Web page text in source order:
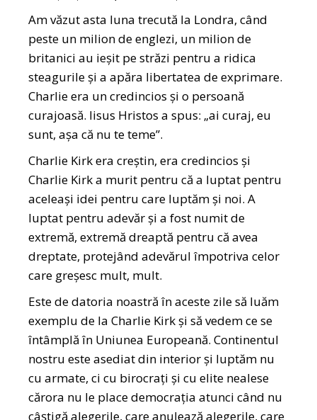
Am văzut asta luna trecută la Londra, când
peste un milion de englezi, un milion de
britanici au ieșit pe străzi pentru a ridica
steagurile și a apăra libertatea de exprimare.
Charlie era un credincios și o persoană
curajoasă. Iisus Hristos a spus: „ai curaj, eu
sunt, așa că nu te teme”.
Charlie Kirk era creștin, era credincios și
Charlie Kirk a murit pentru că a luptat pentru
aceleași idei pentru care luptăm și noi. A
luptat pentru adevăr și a fost numit de
extremă, extremă dreaptă pentru că avea
dreptate, protejând adevărul împotriva celor
care greșesc mult, mult.
Este de datoria noastră în aceste zile să luăm
exemplu de la Charlie Kirk și să vedem ce se
întâmplă în Uniunea Europeană. Continentul
nostru este asediat din interior și luptăm nu
cu armate, ci cu birocrați și cu elite nealese
cărora nu le place democrația atunci când nu
câștigă alegerile, care anulează alegerile, care